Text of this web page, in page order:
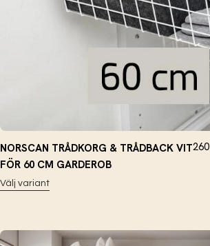
NORSCAN TRÅDKORG & TRÅDBACK VIT
FÖR 60 CM GARDEROB
Välj variant
260